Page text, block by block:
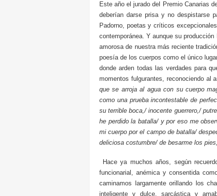
Este año el jurado del Premio Canarias
deberían darse prisa y no despistarse
Padorno, poetas y críticos
contemporánea. Y aunque su
amorosa de nuestra más reciente
poesía de los cuerpos como el único
donde arden todas las verdades para
momentos fulgurantes, reconociendo
que se arroja al agua con su cuerpo
como una prueba incontestable de
su terrible boca,/ inocente guerrero,/
he perdido la batalla/ y por eso me
mi cuerpo por el campo de batalla/
deliciosa costumbre/ de besarme los
Hace ya muchos años, según
funcionarial, anémica y consentida
caminamos largamente orillando los
inteligente y dulce, sarcástica y